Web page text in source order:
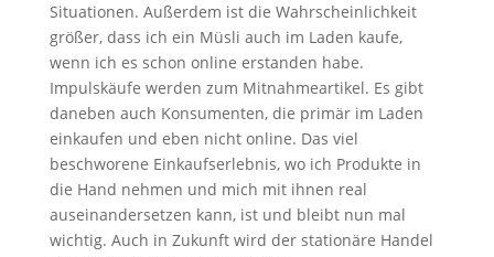
Situationen. Außerdem ist die Wahrscheinlichkeit
größer, dass ich ein Müsli auch im Laden kaufe,
wenn ich es schon online erstanden habe.
Impulskäufe werden zum Mitnahmeartikel. Es gibt
daneben auch Konsumenten, die primär im Laden
einkaufen und eben nicht online. Das viel
beschworene Einkaufserlebnis, wo ich Produkte in
die Hand nehmen und mich mit ihnen real
auseinandersetzen kann, ist und bleibt nun mal
wichtig. Auch in Zukunft wird der stationäre Handel